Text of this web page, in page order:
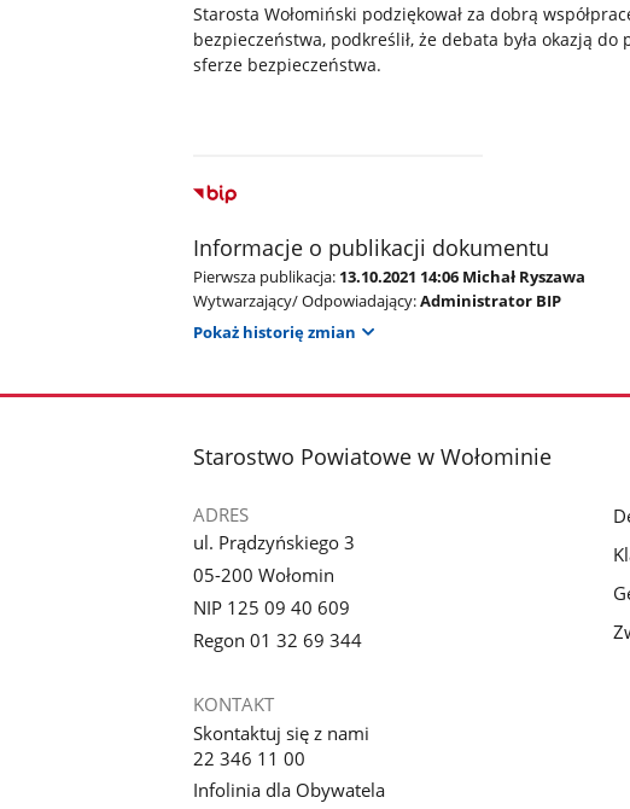
Starosta Wołomiński podziękował za dobrą
bezpieczeństwa, podkreślił, że debata była okazją
sferze bezpieczeństwa.
Informacje o publikacji dokumentu
Pierwsza publikacja: 13.10.2021 14:06 Michał Ryszawa
Wytwarzający/ Odpowiadający:Administrator BIP
Pokaż historię zmian
stopka
Starostwo Powiatowe w Wołominie
ADRES
ul. Prądzyńskiego 3
05-200 Wołomin
NIP 125 09 40 609
Regon 01 32 69 344
KONTAKT
Skontaktuj się z nami
22 346 11 00
Infolinia dla Obywatela